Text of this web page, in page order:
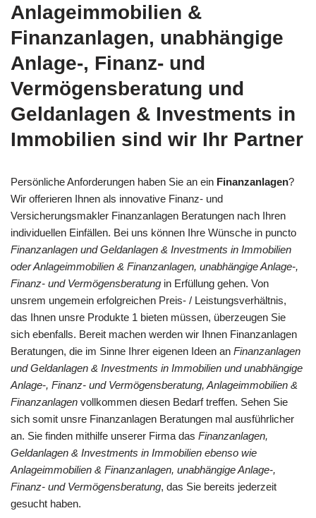
Anlageimmobilien &
Finanzanlagen, unabhängige
Anlage-, Finanz- und
Vermögensberatung und
Geldanlagen & Investments in
Immobilien sind wir Ihr Partner
Persönliche Anforderungen haben Sie an ein Finanzanlagen?
Wir offerieren Ihnen als innovative Finanz- und
Versicherungsmakler Finanzanlagen Beratungen nach Ihren
individuellen Einfällen. Bei uns können Ihre Wünsche in puncto
Finanzanlagen und Geldanlagen & Investments in Immobilien
oder Anlageimmobilien & Finanzanlagen, unabhängige Anlage-,
Finanz- und Vermögensberatung in Erfüllung gehen. Von
unsrem ungemein erfolgreichen Preis- / Leistungsverhältnis,
das Ihnen unsre Produkte 1 bieten müssen, überzeugen Sie
sich ebenfalls. Bereit machen werden wir Ihnen Finanzanlagen
Beratungen, die im Sinne Ihrer eigenen Ideen an Finanzanlagen
und Geldanlagen & Investments in Immobilien und unabhängige
Anlage-, Finanz- und Vermögensberatung, Anlageimmobilien &
Finanzanlagen vollkommen diesen Bedarf treffen. Sehen Sie
sich somit unsre Finanzanlagen Beratungen mal ausführlicher
an. Sie finden mithilfe unserer Firma das Finanzanlagen,
Geldanlagen & Investments in Immobilien ebenso wie
Anlageimmobilien & Finanzanlagen, unabhängige Anlage-,
Finanz- und Vermögensberatung, das Sie bereits jederzeit
gesucht haben.